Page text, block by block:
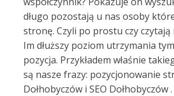
długo pozostają u nas osoby które
stronę. Czyli po prostu czy czytają
Im dłuższy poziom utrzymania
pozycja. Przykładem właśnie
są nasze frazy: pozycjonowanie
Dołhobyczów i SEO Dołhobyczów .